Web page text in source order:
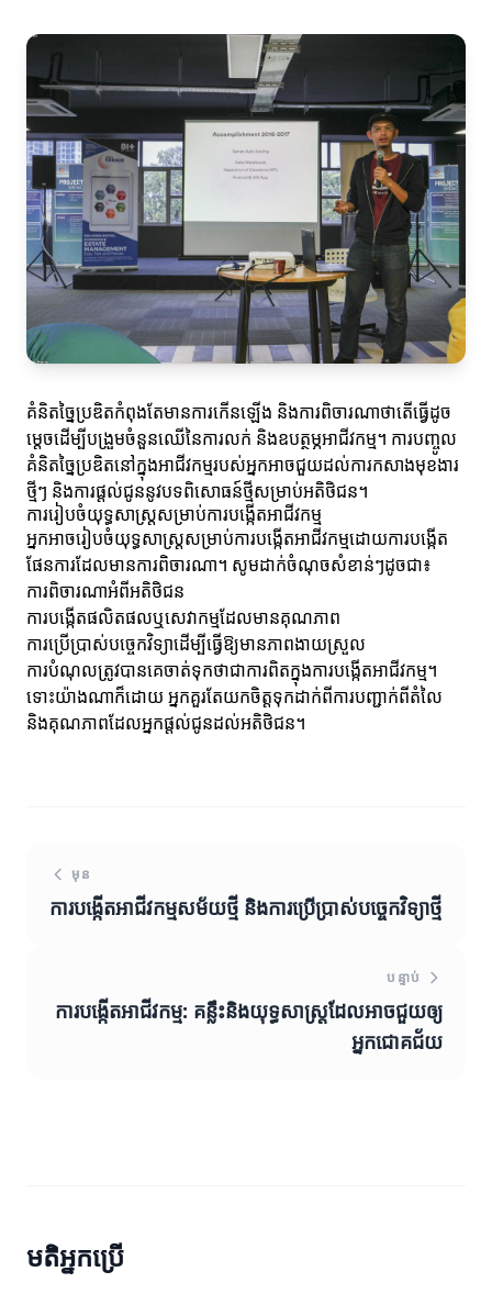
គំនិតច្នៃប្រឌិតកំពុងតែមានការកើនឡើង និងការពិចារណាថាតើធ្វើដូច
ម្តេចដើម្បីបង្រួមចំនួនឈើនៃការលក់ និងឧបត្ថម្ភអាជីវកម្ម។ ការបញ្ចូល
គំនិតច្នៃប្រឌិតនៅក្នុងអាជីវកម្មរបស់អ្នកអាចជួយដល់ការកសាងមុខងារ
ថ្មីៗ និងការផ្តល់ជូននូវបទពិសោធន៍ថ្មីសម្រាប់អតិថិជន។
ការរៀបចំយុទ្ធសាស្ត្រសម្រាប់ការបង្កើតអាជីវកម្ម
អ្នកអាចរៀបចំយុទ្ធសាស្ត្រសម្រាប់ការបង្កើតអាជីវកម្មដោយការបង្កើត
ផែនការដែលមានការពិចារណា។ សូមដាក់ចំណុចសំខាន់ៗដូចជា៖
ការពិចារណាអំពីអតិថិជន
ការបង្កើតផលិតផលឬសេវាកម្មដែលមានគុណភាព
ការប្រើប្រាស់បច្ចេកវិទ្យាដើម្បីធ្វើឱ្យមានភាពងាយស្រួល
ការបំណុលត្រូវបានគេចាត់ទុកថាជាការពិតក្នុងការបង្កើតអាជីវកម្ម។
ទោះយ៉ាងណាក៏ដោយ អ្នកគួរតែយកចិត្តទុកដាក់ពីការបញ្ជាក់ពីតំលៃ
និងគុណភាពដែលអ្នកផ្តល់ជូនដល់អតិថិជន។
មុន
ការបង្កើតអាជីវកម្មសម័យថ្មី និងការប្រើប្រាស់បច្ចេកវិទ្យាថ្មី
បន្ទាប់
ការបង្កើតអាជីវកម្ម: គន្លឹះនិងយុទ្ធសាស្ត្រដែលអាចជួយឲ្យ
អ្នកជោគជ័យ
មតិអ្នកប្រើ